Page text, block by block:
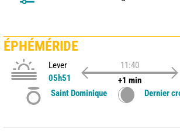
ÉPHÉMÉRIDE
Lever
05h51
11:40
+1 min
Saint Dominique
Dernier